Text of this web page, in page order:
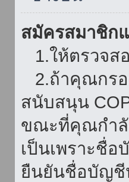
สมัครสมาชิก
1.ให้ตรวจส
2.ถ้าคุณกรอ
สนับสนุน
ขณะที่คุณกำลั
เป็นเพราะชื่
ยืนยันชื่อบัญชี